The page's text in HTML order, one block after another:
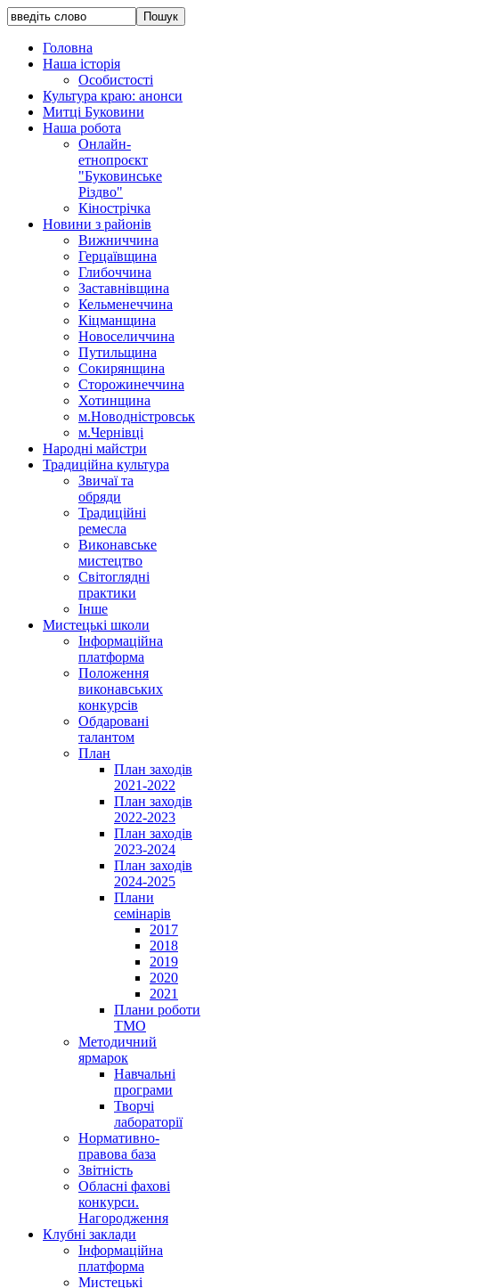
Головна
Наша історія
Особистості
Культура краю: анонси
Митці Буковини
Наша робота
Онлайн-
етнопроєкт
"Буковинське
Різдво"
Кінострічка
Новини з районів
Вижниччина
Герцаївщина
Глибоччина
Заставнівщина
Кельменеччина
Кіцманщина
Новоселиччина
Путильщина
Сокирянщина
Сторожинеччина
Хотинщина
м.Новодністровськ
м.Чернівці
Народні майстри
Традиційна культура
Звичаї та
обряди
Традиційні
ремесла
Виконавське
мистецтво
Світоглядні
практики
Інше
Мистецькі школи
Інформаційна
платформа
Положення
виконавських
конкурсів
Обдаровані
талантом
План
План заходів
2021-2022
План заходів
2022-2023
План заходів
2023-2024
План заходів
2024-2025
Плани
семінарів
2017
2018
2019
2020
2021
Плани роботи
ТМО
Методичний
ярмарок
Навчальні
програми
Творчі
лабораторії
Нормативно-
правова база
Звітність
Обласні фахові
конкурси.
Нагородження
Клубні заклади
Інформаційна
платформа
Мистецькі